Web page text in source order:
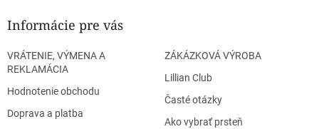
Informácie pre vás
VRÁTENIE, VÝMENA A
REKLAMÁCIA
Hodnotenie obchodu
Doprava a platba
ZÁKÁZKOVÁ VÝROBA
Lillian Club
Časté otázky
Ako vybrať prsteň